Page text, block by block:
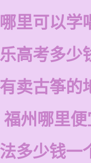
里可以学
高考多少
卖古筝的
州哪里
多少钱一